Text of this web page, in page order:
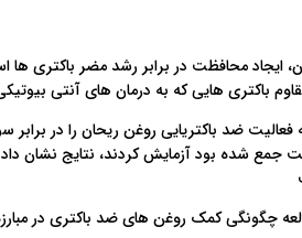
ایجاد محافظت در برابر رشد مضر باکتری
باکتری هایی که به درمان های آنتی
ضد باکتریایی روغن ریحان را در
جمع شده بود آزمایش کردند، نتایج نشان
چگونگی کمک روغن های ضد باکتری در